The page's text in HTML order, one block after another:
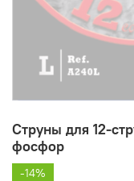
Струны для 12-
фосфор
-14%